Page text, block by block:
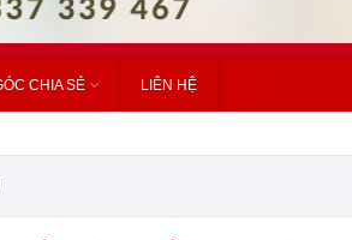
CHIA SẺ LIÊN HỆ